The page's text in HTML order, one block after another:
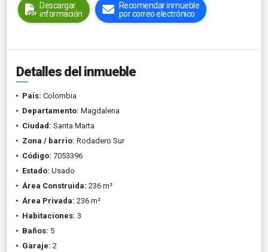
Descargar
información
Recomendar inmueble
por correo electrónico
Detalles del inmueble
País: Colombia
Departamento: Magdalena
Ciudad: Santa Marta
Zona / barrio: Rodadero Sur
Código: 7053396
Estado: Usado
Área Construida: 236 m²
Área Privada: 236 m²
Habitaciones: 3
Baños: 5
Garaje: 2